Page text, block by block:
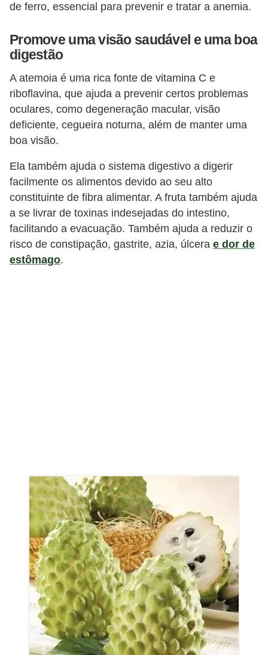
de ferro, essencial para prevenir e tratar a anemia.
Promove uma visão saudável e uma boa
digestão
A atemoia é uma rica fonte de vitamina C e
riboflavina, que ajuda a prevenir certos problemas
oculares, como degeneração macular, visão
deficiente, cegueira noturna, além de manter uma
boa visão.
Ela também ajuda o sistema digestivo a digerir
facilmente os alimentos devido ao seu alto
constituinte de fibra alimentar. A fruta também ajuda
a se livrar de toxinas indesejadas do intestino,
facilitando a evacuação. Também ajuda a reduzir o
risco de constipação, gastrite, azia, úlcera e dor de
estômago.